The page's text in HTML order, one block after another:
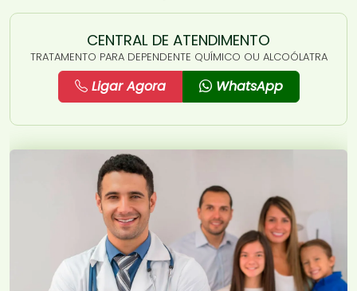
CENTRAL DE ATENDIMENTO
TRATAMENTO PARA DEPENDENTE QUÍMICO OU ALCOÓLATRA
Ligar Agora WhatsApp